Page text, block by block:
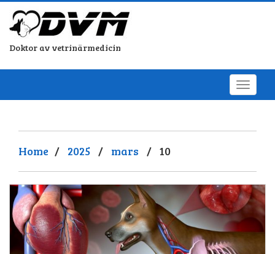
Doktor av vetrinärmedicin
Home / 2025 / mars / 10